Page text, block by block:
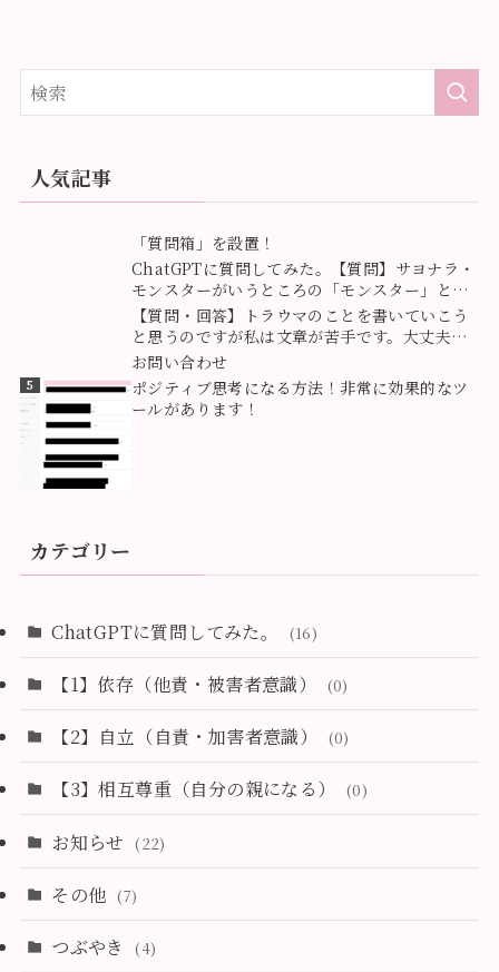
人気記事
「質問箱」を設置！
ChatGPTに質問してみた。【質問】サヨナラ・
モンスターがいうところの「モンスター」とは
どういう意味ですか？
【質問・回答】トラウマのことを書いていこう
と思うのですが私は文章が苦手です。大丈夫で
すか？
お問い合わせ
5
ポジティブ思考になる方法！非常に効果的なツ
ールがあります！
カテゴリー
ChatGPTに質問してみた。 (16)
【1】依存（他責・被害者意識） (0)
【2】自立（自責・加害者意識） (0)
【3】相互尊重（自分の親になる） (0)
お知らせ (22)
その他 (7)
つぶやき (4)